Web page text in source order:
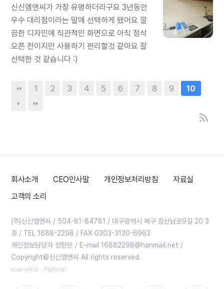
신신엠앤씨가 가장 유명하더라구요 3년동안
우수 대리점이라는 말에 선택하게 됐어요 깔
끔한 디자인에 직관적인 화면으로 아직 정삭
오픈 전이지만 사용하기 편리할것 같아요 잘
선택한 것 같습니다 :)
1 2 3 4 5 6 7 8 9 10
회사소개 CEO인사말 개인정보처리방침
자료실
고객의 소리
(주)신신엠엔씨 / 504-81-84781 / 대구광역시 북구 침산남로9길 20 3
층 / TEL 1688-2298 / FAX 0303-3130-6963
개인정보담당자 정현민 / E-mail 16882298@hanmail.net /
Copyright©신신엠엔씨 All rights reserved.
icon wind - Flaticon